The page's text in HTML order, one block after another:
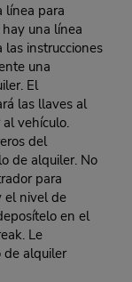
línea para
una línea
las instrucciones
una
El
las llaves al
vehículo.
del
de alquiler. No
para
el nivel de
en el
Le
de alquiler